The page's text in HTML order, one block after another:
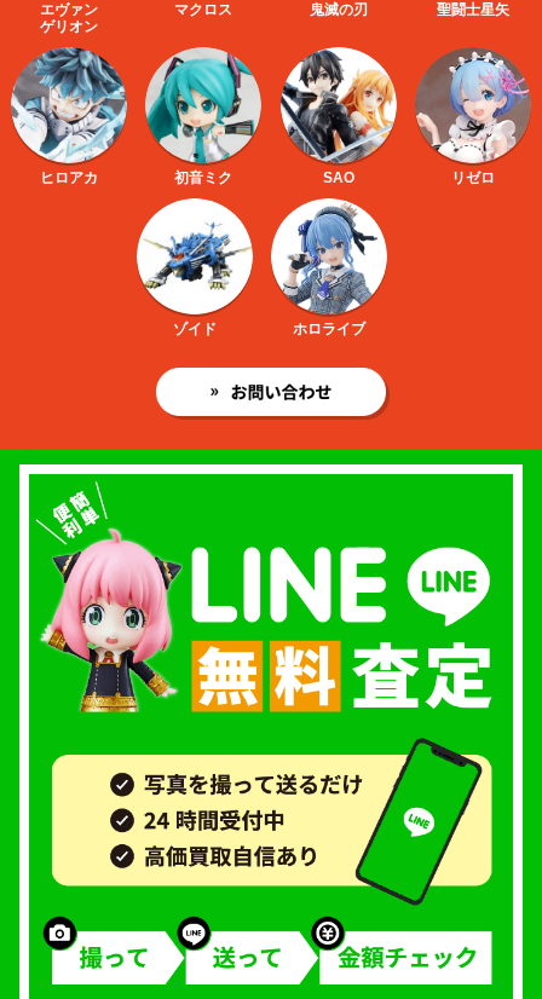
エヴァン
ゲリオン
マクロス 鬼滅の刃 聖闘士星矢
ヒロアカ 初音ミク SAO リゼロ
ゾイド ホロライブ